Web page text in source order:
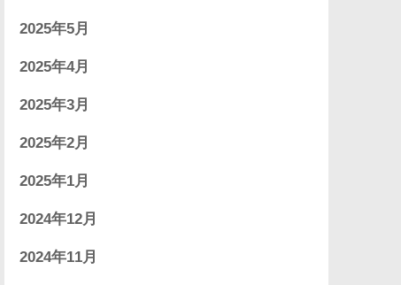
2025年5月
2025年4月
2025年3月
2025年2月
2025年1月
2024年12月
2024年11月